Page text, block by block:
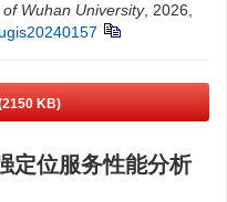
Wuhan University, 2026,
KB)
定位服务性能分析